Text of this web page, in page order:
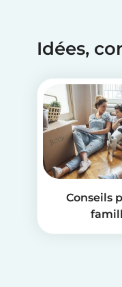
Idées,
Conseils